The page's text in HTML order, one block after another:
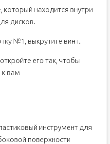
находится внутри
дисков.
№1, выкрутите винт.
его так, чтобы
вам
инструмент для
поверхности